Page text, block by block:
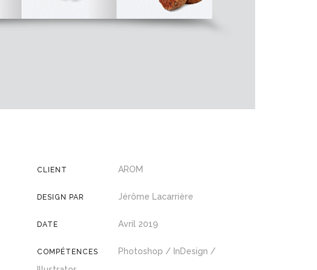
CLIENT AROM
DESIGN PAR Jérôme Lacarrière
DATE Avril 2019
COMPÉTENCES
Photoshop / InDesign /